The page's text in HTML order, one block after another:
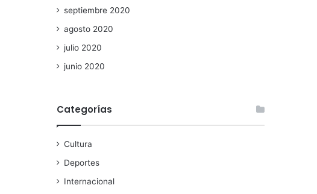
septiembre 2020
agosto 2020
julio 2020
junio 2020
Categorías
Cultura
Deportes
Internacional